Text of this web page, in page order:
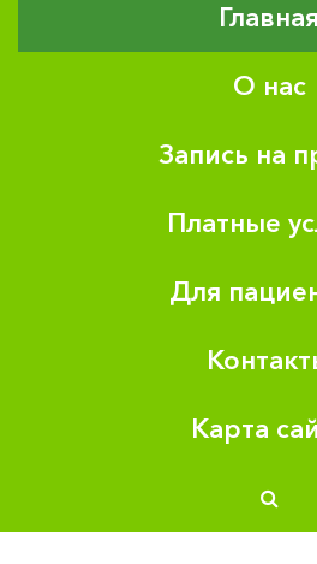
Главная
О нас
Запись на
Платные
Для
Карта